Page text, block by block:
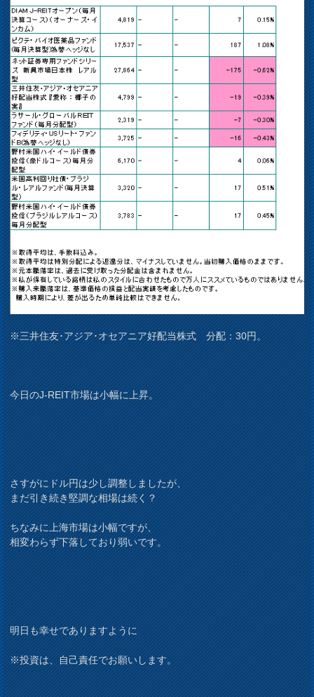
※三井住友･アジア･オセアニア好配当株式 分配：30円。
今日のJ-REIT市場は小幅に上昇。
さすがにドル円は少し調整しましたが、
まだ引き続き堅調な相場は続く？
ちなみに上海市場は小幅ですが、
相変わらず下落しており弱いです。
明日も幸せでありますように
※投資は、自己責任でお願いします。